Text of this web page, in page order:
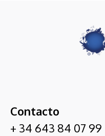
Contacto
+ 34 643 84 07 99